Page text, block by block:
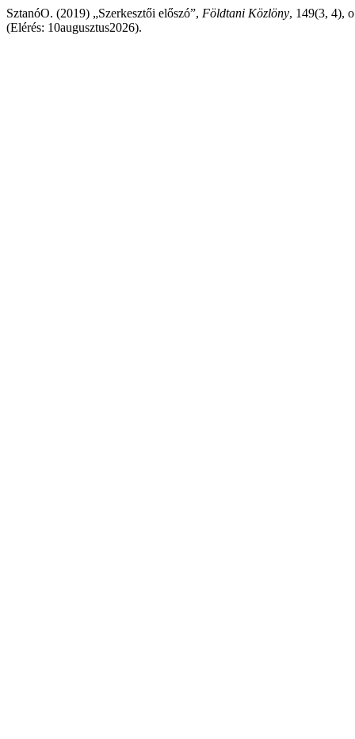
SztanóO. (2019) „Szerkesztői előszó”, Földtani Közlöny, 149(3, 4),
(Elérés: 10augusztus2026).